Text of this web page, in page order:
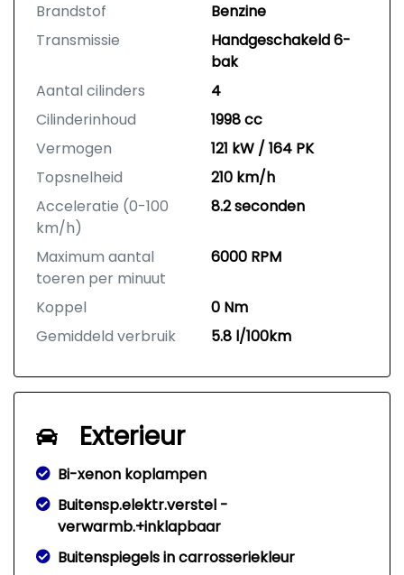
Brandstof
Benzine
Transmissie
Handgeschakeld 6-
bak
Aantal cilinders
4
Cilinderinhoud
1998 cc
Vermogen
121 kW / 164 PK
Topsnelheid
210 km/h
Acceleratie (0-100
km/h)
8.2 seconden
Maximum aantal
toeren per minuut
6000 RPM
Koppel
0 Nm
Gemiddeld verbruik
5.8 l/100km
Exterieur
Bi-xenon koplampen
Buitensp.elektr.verstel -
verwarmb.+inklapbaar
Buitenspiegels in carrosseriekleur